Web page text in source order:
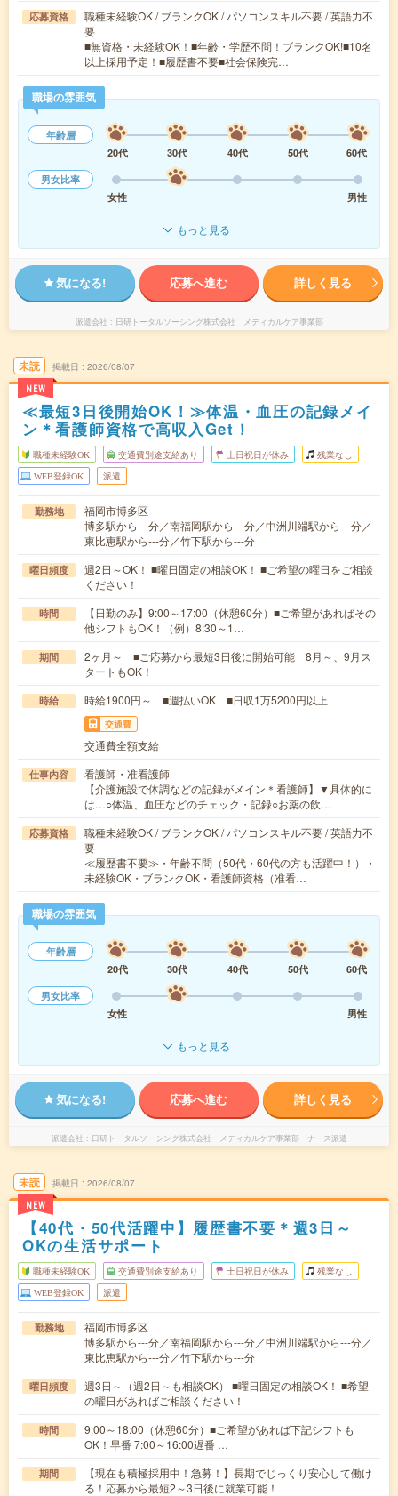
応募資格
職種未経験OK / ブランクOK / パソコンスキル不要 / 英語力不
要
■無資格・未経験OK！■年齢・学歴不問！ブランクOK!■10名
以上採用予定！■履歴書不要■社会保険完…
職場の雰囲気
年齢層
20代
30代 40代 50代
60代
男女比率
女性
男性
もっと見る
気になる! 応募へ進む 詳しく見る
派遣会社 日研トータルソーシング株式会社 メディカルケア事業部
未読
NEW
掲載日 2026/08/07
≪最短3日後開始OK！≫体温・血圧の記録メイ
ン＊看護師資格で高収入Get！
職種未経験OK 交通費別途支給あり 土日祝日が休み 残業なし
WEB登録OK 派遣
勤務地
福岡市博多区
博多駅から---分／南福岡駅から---分／中洲川端駅から---分／
東比恵駅から---分／竹下駅から---分
曜日頻度
週2日～OK！ ■曜日固定の相談OK！ ■ご希望の曜日をご相談
ください！
時間
【日勤のみ】9:00～17:00（休憩60分）■ご希望があればその
他シフトもOK！（例）8:30～1…
期間
2ヶ月～ ■ご応募から最短3日後に開始可能 8月～、9月ス
タートもOK！
時給 時給1900円～ ■週払いOK ■日収1万5200円以上
交通費
交通費全額支給
仕事内容
看護師・准看護師
【介護施設で体調などの記録がメイン＊看護師】▼具体的に
は…○体温、血圧などのチェック・記録○お薬の飲…
応募資格
職種未経験OK / ブランクOK / パソコンスキル不要 / 英語力不
要
≪履歴書不要≫・年齢不問（50代・60代の方も活躍中！）・
未経験OK・ブランクOK・看護師資格（准看…
職場の雰囲気
年齢層
20代
30代 40代 50代
60代
男女比率
女性
男性
もっと見る
気になる! 応募へ進む 詳しく見る
派遣会社 日研トータルソーシング株式会社 メディカルケア事業部 ナース派遣
未読
NEW
掲載日 2026/08/07
【40代・50代活躍中】履歴書不要＊週3日～
OKの生活サポート
職種未経験OK 交通費別途支給あり 土日祝日が休み 残業なし
WEB登録OK 派遣
勤務地
福岡市博多区
博多駅から---分／南福岡駅から---分／中洲川端駅から---分／
東比恵駅から---分／竹下駅から---分
曜日頻度
週3日～（週2日～も相談OK） ■曜日固定の相談OK！ ■希望
の曜日があればご相談ください！
時間
9:00～18:00（休憩60分）■ご希望があれば下記シフトも
OK！早番 7:00～16:00遅番 …
期間
【現在も積極採用中！急募！】長期でじっくり安心して働け
る！応募から最短2～3日後に就業可能！